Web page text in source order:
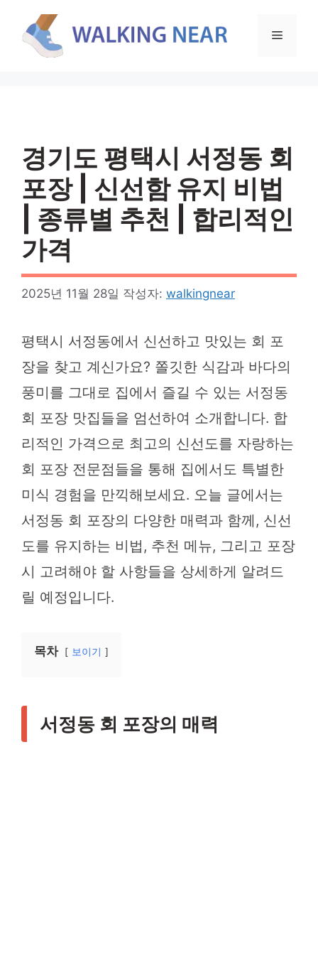
메
경기도 평택시 서정동 회
포장 | 신선함 유지 비법
| 종류별 추천 | 합리적인
가격
2025년 11월 28일 작성자: walkingnear
평택시 서정동에서 신선하고 맛있는 회 포
장을 찾고 계신가요? 쫄깃한 식감과 바다의
풍미를 그대로 집에서 즐길 수 있는 서정동
회 포장 맛집들을 엄선하여 소개합니다. 합
리적인 가격으로 최고의 신선도를 자랑하는
회 포장 전문점들을 통해 집에서도 특별한
미식 경험을 만끽해보세요. 오늘 글에서는
서정동 회 포장의 다양한 매력과 함께, 신선
도를 유지하는 비법, 추천 메뉴, 그리고 포장
시 고려해야 할 사항들을 상세하게 알려드
릴 예정입니다.
목차 보이기
서정동 회 포장의 매력